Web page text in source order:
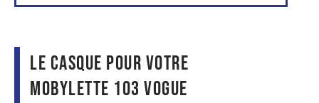
Le casque pour votre
mobylette 103 Vogue